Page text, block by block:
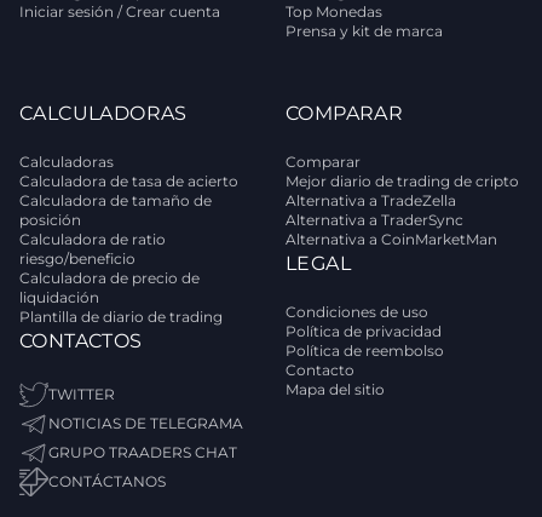
Iniciar sesión / Crear cuenta
Top Monedas
Prensa y kit de marca
CALCULADORAS
Calculadoras
Calculadora de tasa de acierto
Calculadora de tamaño de
posición
Calculadora de ratio
riesgo/beneficio
Calculadora de precio de
liquidación
Plantilla de diario de trading
CONTACTOS
TWITTER
NOTICIAS DE TELEGRAMA
GRUPO TRAADERS CHAT
CONTÁCTANOS
COMPARAR
Comparar
Mejor diario de trading de cripto
Alternativa a TradeZella
Alternativa a TraderSync
Alternativa a CoinMarketMan
LEGAL
Condiciones de uso
Política de privacidad
Política de reembolso
Contacto
Mapa del sitio